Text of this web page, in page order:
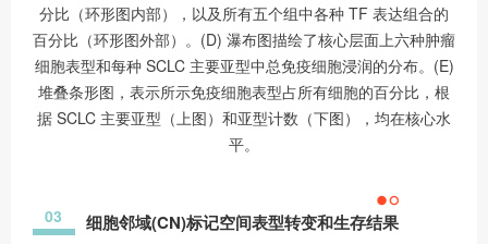
分比（环形图内部），以及所有五个组中各种 TF 表达组合的
百分比（环形图外部）。(D) 瀑布图描绘了核心层面上六种肿瘤
细胞表型和每种 SCLC 主要亚型中总免疫细胞浸润的分布。(E)
堆叠条形图，表示所示免疫细胞表型占所有细胞的百分比，根
据 SCLC 主要亚型（上图）和亚型计数（下图），均在核心水
平。
03 细胞邻域(CN)标记空间表型转变和生存结果